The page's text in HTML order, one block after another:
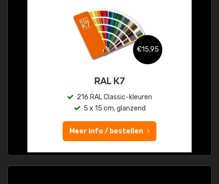
€15,95
RAL K7
216 RAL Classic-kleuren
5 x 15 cm, glanzend
Meer info / bestellen